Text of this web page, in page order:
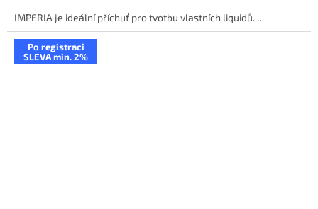
IMPERIA je ideální příchuť pro tvotbu vlastních liquidů....
Po registraci
SLEVA min. 2%